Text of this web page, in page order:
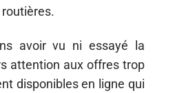
avoir vu ni essayé la
attention aux offres trop
disponibles en ligne qui